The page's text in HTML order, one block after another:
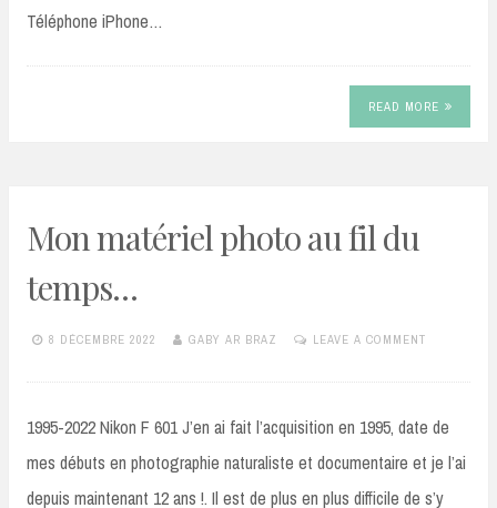
Téléphone iPhone…
READ MORE
Mon matériel photo au fil du
temps…
8 DÉCEMBRE 2022 GABY AR BRAZ LEAVE A COMMENT
1995-2022 Nikon F 601 J’en ai fait l’acquisition en 1995, date de
mes débuts en photographie naturaliste et documentaire et je l’ai
depuis maintenant 12 ans !. Il est de plus en plus difficile de s’y